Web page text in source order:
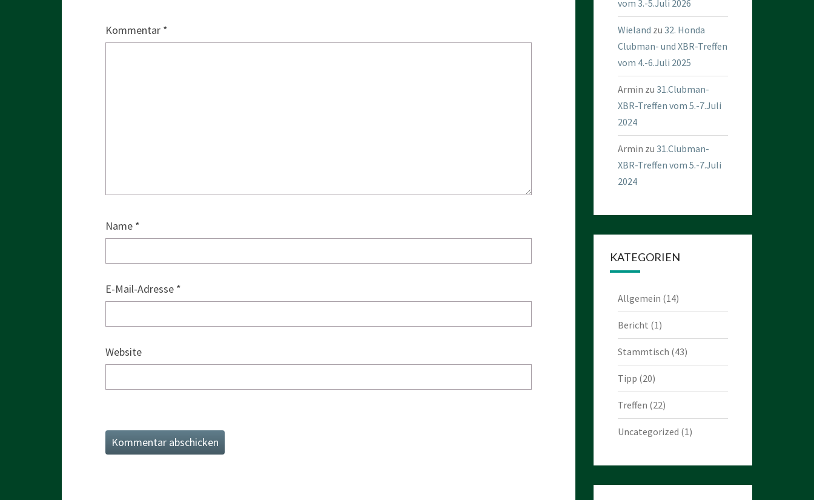
Kommentar *
Name *
E-Mail-Adresse *
Website
vom 3.-5.Juli 2026
Wieland zu 32. Honda
Clubman- und XBR-Treffen
vom 4.-6.Juli 2025
Armin zu 31.Clubman-
XBR-Treffen vom 5.-7.Juli
2024
Armin zu 31.Clubman-
XBR-Treffen vom 5.-7.Juli
2024
KATEGORIEN
Allgemein (14)
Bericht (1)
Stammtisch (43)
Tipp (20)
Treffen (22)
Uncategorized (1)